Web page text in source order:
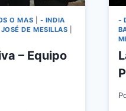
O MAS
- INDIA
DE MESILLAS
– Equipo
-